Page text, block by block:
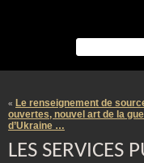
« Le renseignement de
ouvertes, nouvel art de la
d’Ukraine …
LES SERVICES